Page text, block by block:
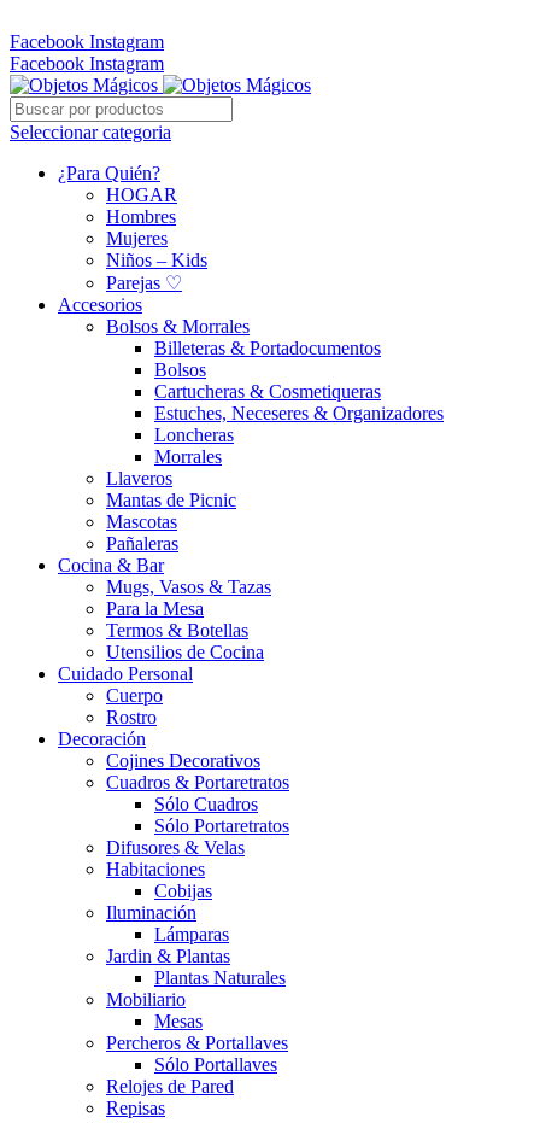
Facebook Instagram
Facebook Instagram
Seleccionar categoria
¿Para Quién?
HOGAR
Hombres
Mujeres
Niños – Kids
Parejas ♡
Accesorios
Bolsos & Morrales
Billeteras & Portadocumentos
Bolsos
Cartucheras & Cosmetiqueras
Estuches, Neceseres & Organizadores
Loncheras
Morrales
Llaveros
Mantas de Picnic
Mascotas
Pañaleras
Cocina & Bar
Mugs, Vasos & Tazas
Para la Mesa
Termos & Botellas
Utensilios de Cocina
Cuidado Personal
Cuerpo
Rostro
Decoración
Cojines Decorativos
Cuadros & Portaretratos
Sólo Cuadros
Sólo Portaretratos
Difusores & Velas
Habitaciones
Cobijas
Iluminación
Lámparas
Jardin & Plantas
Plantas Naturales
Mobiliario
Mesas
Percheros & Portallaves
Sólo Portallaves
Relojes de Pared
Repisas